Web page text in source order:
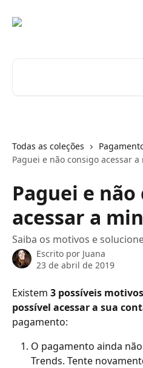
Todas as coleções
Paguei e não consigo acessar
Paguei e
acessar a
Saiba os motivos e
Escrito por Juana
23 de abril de 2019
Existem 3 possíveis
possível acessar a sua
pagamento:
O pagamento ainda
Trends. Tente